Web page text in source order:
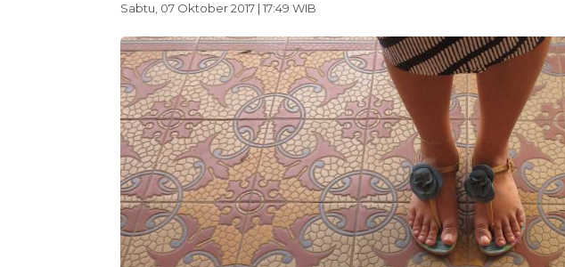
Sabtu, 07 Oktober 2017 | 17:49 WIB